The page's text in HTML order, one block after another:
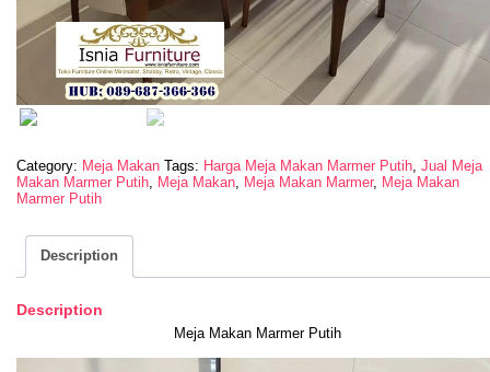
Category: Meja Makan Tags: Harga Meja Makan Marmer Putih Jual Meja
Makan Marmer Putih
Meja Makan Meja Makan Marmer, Meja Makan
Marmer Putih
Description
Description
Meja Makan Marmer Putih